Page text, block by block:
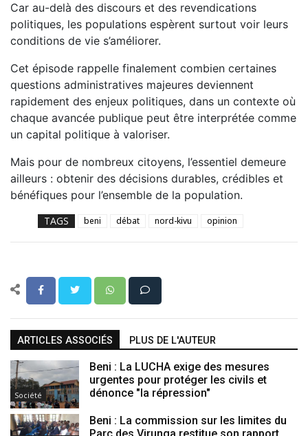
Car au-delà des discours et des revendications
politiques, les populations espèrent surtout voir leurs
conditions de vie s’améliorer.
Cet épisode rappelle finalement combien certaines
questions administratives majeures deviennent
rapidement des enjeux politiques, dans un contexte où
chaque avancée publique peut être interprétée comme
un capital politique à valoriser.
Mais pour de nombreux citoyens, l’essentiel demeure
ailleurs : obtenir des décisions durables, crédibles et
bénéfiques pour l’ensemble de la population.
TAGS beni débat nord-kivu opinion
ARTICLES ASSOCIÉS PLUS DE L'AUTEUR
Société
Beni : La LUCHA exige des mesures
urgentes pour protéger les civils et
dénonce "la répression"
Beni : La commission sur les limites du